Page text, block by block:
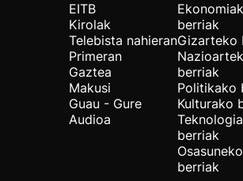
EITB
Kirolak
Telebista nahieran
Primeran
Gaztea
Makusi
Guau - Gure
Audioa
berriak
Gizarteko
berriak
Politikako
Kulturako
berriak
Osasuneko
berriak